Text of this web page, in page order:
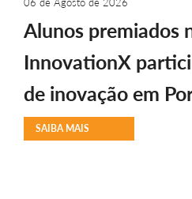
Alunos premiados
InnovationX
de inovação em
SAIBA MAIS